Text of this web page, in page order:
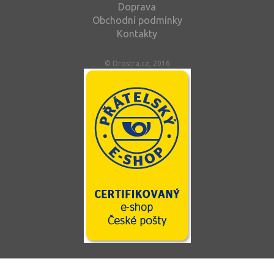
Doprava
Obchodní podmínky
Kontakty
© Drostra.cz, 2016